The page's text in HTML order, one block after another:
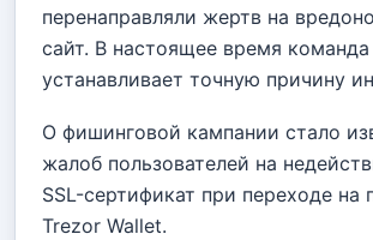
перенаправляли жертв на
сайт. В настоящее время команда
устанавливает точную причину
О фишинговой кампании стало
жалоб пользователей на
SSL-сертификат при переходе на
Trezor Wallet.